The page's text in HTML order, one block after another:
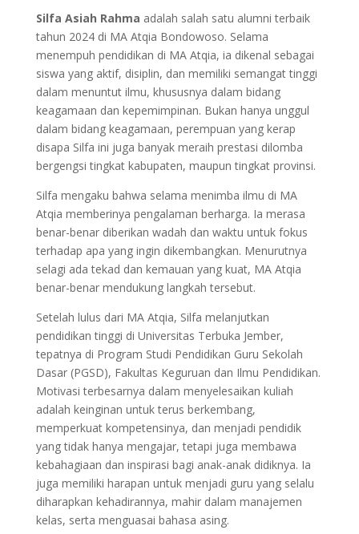
Silfa Asiah Rahma adalah salah satu alumni terbaik
tahun 2024 di MA Atqia Bondowoso. Selama
menempuh pendidikan di MA Atqia, ia dikenal sebagai
siswa yang aktif, disiplin, dan memiliki semangat tinggi
dalam menuntut ilmu, khususnya dalam bidang
keagamaan dan kepemimpinan. Bukan hanya unggul
dalam bidang keagamaan, perempuan yang kerap
disapa Silfa ini juga banyak meraih prestasi dilomba
bergengsi tingkat kabupaten, maupun tingkat provinsi.
Silfa mengaku bahwa selama menimba ilmu di MA
Atqia memberinya pengalaman berharga. Ia merasa
benar-benar diberikan wadah dan waktu untuk fokus
terhadap apa yang ingin dikembangkan. Menurutnya
selagi ada tekad dan kemauan yang kuat, MA Atqia
benar-benar mendukung langkah tersebut.
Setelah lulus dari MA Atqia, Silfa melanjutkan
pendidikan tinggi di Universitas Terbuka Jember,
tepatnya di Program Studi Pendidikan Guru Sekolah
Dasar (PGSD), Fakultas Keguruan dan Ilmu Pendidikan.
Motivasi terbesarnya dalam menyelesaikan kuliah
adalah keinginan untuk terus berkembang,
memperkuat kompetensinya, dan menjadi pendidik
yang tidak hanya mengajar, tetapi juga membawa
kebahagiaan dan inspirasi bagi anak-anak didiknya. Ia
juga memiliki harapan untuk menjadi guru yang selalu
diharapkan kehadirannya, mahir dalam manajemen
kelas, serta menguasai bahasa asing.